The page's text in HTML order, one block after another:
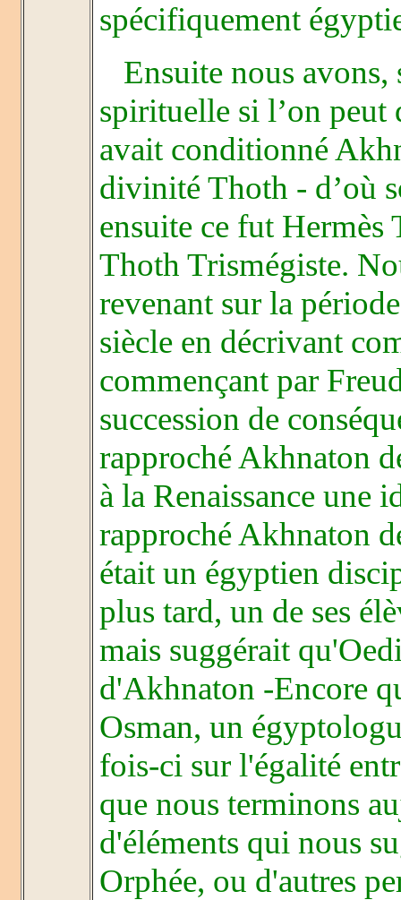
spécifiquement
Ensuite nous
spirituelle si l’on
avait conditionné
divinité Thoth - d’où
ensuite ce fut
Thoth Trismégiste.
revenant sur la
siècle en décrivant
commençant par
succession de
rapproché Akhnaton
à la Renaissance une
rapproché Akhnaton
était un égyptien
plus tard, un de ses
mais suggérait
d'Akhnaton -Encore
Osman, un
fois-ci sur l'égalité
que nous terminons
d'éléments qui nous
Orphée, ou d'autres